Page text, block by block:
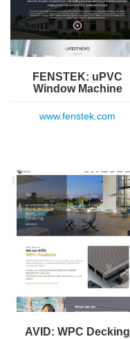
FENSTEK: uPVC
Window Machine
www.fenstek.com
AVID: WPC Decking